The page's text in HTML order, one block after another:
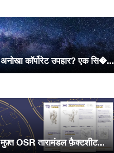
अनोखा कॉर्पोरेट उपहार? एक सि�...
मुफ़्त OSR तारामंडल फ़ैक्टशीट...